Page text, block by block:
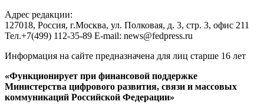
Адрес редакции:
127018, Россия, г.Москва, ул. Полковая, д. 3, стр. 3, офис 211
Тел.+7(499) 112-35-89 E-mail: news@fedpress.ru
Информация на сайте предназначена для лиц старше 16 лет
«Функционирует при финансовой поддержке
Министерства цифрового развития, связи и массовых
коммуникаций Российской Федерации»